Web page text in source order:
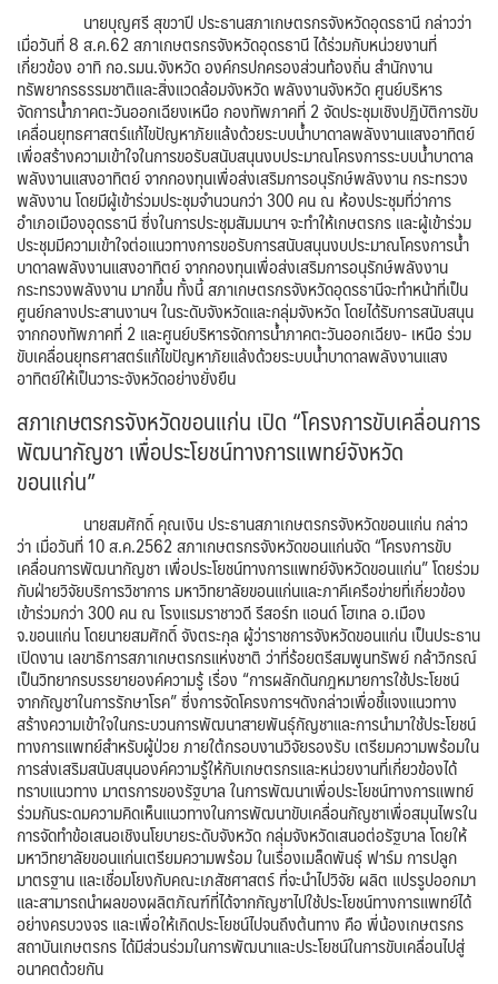
นายบุญศรี สุขวาปี ประธานสภาเกษตรกรจังหวัดอุดรธานี กล่าวว่า
เมื่อวันที่ 8 ส.ค.62 สภาเกษตรกรจังหวัดอุดรธานี ได้ร่วมกับหน่วยงานที่
เกี่ยวข้อง อาทิ กอ.รมน.จังหวัด องค์กรปกครองส่วนท้องถิ่น สำนักงาน
ทรัพยากรธรรมชาติและสิ่งแวดล้อมจังหวัด พลังงานจังหวัด ศูนย์บริหาร
จัดการน้ำภาคตะวันออกเฉียงเหนือ กองทัพภาคที่ 2 จัดประชุมเชิงปฏิบัติการขับ
เคลื่อนยุทธศาสตร์แก้ไขปัญหาภัยแล้งด้วยระบบน้ำบาดาลพลังงานแสงอาทิตย์
เพื่อสร้างความเข้าใจในการขอรับสนับสนุนงบประมาณโครงการระบบน้ำบาดาล
พลังงานแสงอาทิตย์ จากกองทุนเพื่อส่งเสริมการอนุรักษ์พลังงาน กระทรวง
พลังงาน โดยมีผู้เข้าร่วมประชุมจำนวนกว่า 300 คน ณ ห้องประชุมที่ว่าการ
อำเภอเมืองอุดรธานี ซึ่งในการประชุมสัมมนาฯ จะทำให้เกษตรกร และผู้เข้าร่วม
ประชุมมีความเข้าใจต่อแนวทางการขอรับการสนับสนุนงบประมาณโครงการน้ำ
บาดาลพลังงานแสงอาทิตย์ จากกองทุนเพื่อส่งเสริมการอนุรักษ์พลังงาน
กระทรวงพลังงาน มากขึ้น ทั้งนี้ สภาเกษตรกรจังหวัดอุดรธานีจะทำหน้าที่เป็น
ศูนย์กลางประสานงานฯ ในระดับจังหวัดและกลุ่มจังหวัด โดยได้รับการสนับสนุน
จากกองทัพภาคที่ 2 และศูนย์บริหารจัดการน้ำภาคตะวันออกเฉียง- เหนือ ร่วม
ขับเคลื่อนยุทธศาสตร์แก้ไขปัญหาภัยแล้งด้วยระบบน้ำบาดาลพลังงานแสง
อาทิตย์ให้เป็นวาระจังหวัดอย่างยั่งยืน
สภาเกษตรกรจังหวัดขอนแก่น เปิด “โครงการขับเคลื่อนการ
พัฒนากัญชา เพื่อประโยชน์ทางการแพทย์จังหวัด
ขอนแก่น”
นายสมศักดิ์ คุณเงิน ประธานสภาเกษตรกรจังหวัดขอนแก่น กล่าว
ว่า เมื่อวันที่ 10 ส.ค.2562 สภาเกษตรกรจังหวัดขอนแก่นจัด “โครงการขับ
เคลื่อนการพัฒนากัญชา เพื่อประโยชน์ทางการแพทย์จังหวัดขอนแก่น” โดยร่วม
กับฝ่ายวิจัยบริการวิชาการ มหาวิทยาลัยขอนแก่นและภาคีเครือข่ายที่เกี่ยวข้อง
เข้าร่วมกว่า 300 คน ณ โรงแรมราชาวดี รีสอร์ท แอนด์ โฮเทล อ.เมือง
จ.ขอนแก่น โดยนายสมศักดิ์ จังตระกุล ผู้ว่าราชการจังหวัดขอนแก่น เป็นประธาน
เปิดงาน เลขาธิการสภาเกษตรกรแห่งชาติ ว่าที่ร้อยตรีสมพูนทรัพย์ กล้าวิกรณ์
เป็นวิทยากรบรรยายองค์ความรู้ เรื่อง “การผลักดันกฎหมายการใช้ประโยชน์
จากกัญชาในการรักษาโรค” ซึ่งการจัดโครงการฯดังกล่าวเพื่อชี้แจงแนวทาง
สร้างความเข้าใจในกระบวนการพัฒนาสายพันธุ์กัญชาและการนำมาใช้ประโยชน์
ทางการแพทย์สำหรับผู้ป่วย ภายใต้กรอบงานวิจัยรองรับ เตรียมความพร้อมใน
การส่งเสริมสนับสนุนองค์ความรู้ให้กับเกษตรกรและหน่วยงานที่เกี่ยวข้องได้
ทราบแนวทาง มาตรการของรัฐบาล ในการพัฒนาเพื่อประโยชน์ทางการแพทย์
ร่วมกันระดมความคิดเห็นแนวทางในการพัฒนาขับเคลื่อนกัญชาเพื่อสมุนไพรใน
การจัดทำข้อเสนอเชิงนโยบายระดับจังหวัด กลุ่มจังหวัดเสนอต่อรัฐบาล โดยให้
มหาวิทยาลัยขอนแก่นเตรียมความพร้อม ในเรื่องเมล็ดพันธุ์ ฟาร์ม การปลูก
มาตรฐาน และเชื่อมโยงกับคณะเภสัชศาสตร์ ที่จะนำไปวิจัย ผลิต แปรรูปออกมา
และสามารถนำผลของผลิตภัณฑ์ที่ได้จากกัญชาไปใช้ประโยชน์ทางการแพทย์ได้
อย่างครบวงจร และเพื่อให้เกิดประโยชน์ไปจนถึงต้นทาง คือ พี่น้องเกษตรกร
สถาบันเกษตรกร ได้มีส่วนร่วมในการพัฒนาและประโยชน์ในการขับเคลื่อนไปสู่
อนาคตด้วยกัน